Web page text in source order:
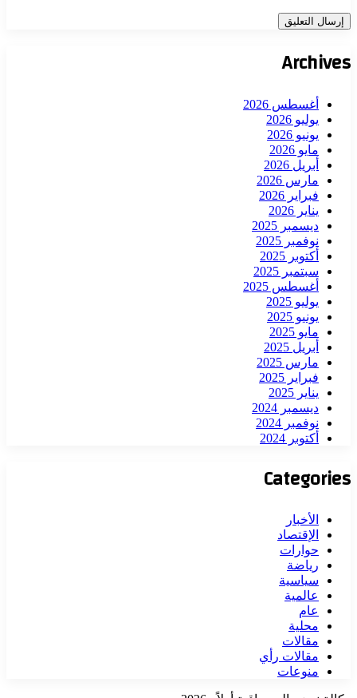
Archives
أغسطس 2026
يوليو 2026
يونيو 2026
مايو 2026
أبريل 2026
مارس 2026
فبراير 2026
يناير 2026
ديسمبر 2025
نوفمبر 2025
أكتوبر 2025
سبتمبر 2025
أغسطس 2025
يوليو 2025
يونيو 2025
مايو 2025
أبريل 2025
مارس 2025
فبراير 2025
يناير 2025
ديسمبر 2024
نوفمبر 2024
أكتوبر 2024
Categories
الأخبار
الإقتصاد
حوارات
رياضة
سياسية
عالمية
عام
محلية
مقالات
مقالات رأي
منوعات